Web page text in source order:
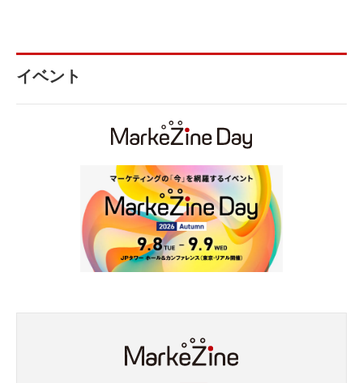
イベント